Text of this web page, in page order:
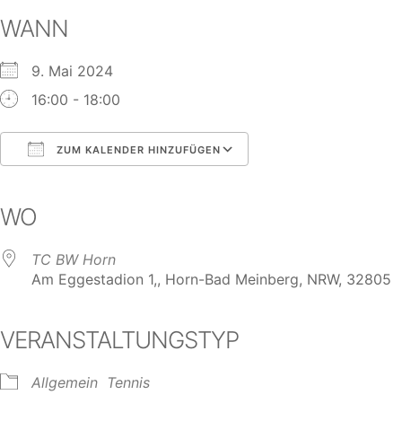
WANN
9. Mai 2024
16:00 - 18:00
ZUM KALENDER HINZUFÜGEN
WO
TC BW Horn
Am Eggestadion 1,, Horn-Bad Meinberg, NRW, 32805
VERANSTALTUNGSTYP
Allgemein Tennis